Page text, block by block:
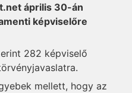
április 30-án
képviselőre
282 képviselő
mellett, hogy az